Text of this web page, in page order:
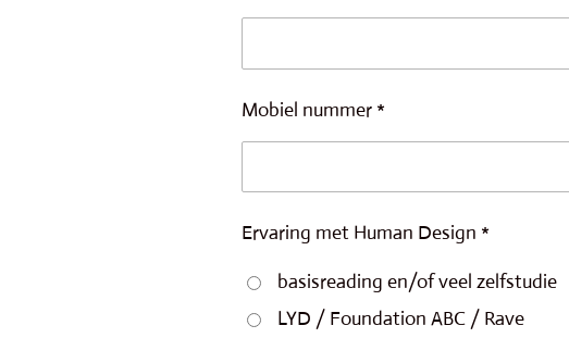
Mobiel nummer *
Ervaring met Human Design *
basisreading en/of veel zelfstudie
LYD / Foundation ABC / Rave